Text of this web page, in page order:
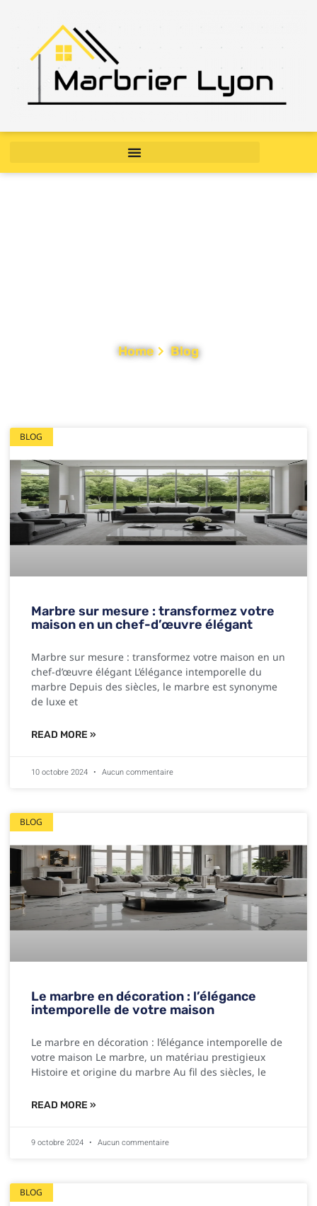
Home Blog
BLOG
Marbre sur mesure : transformez votre
maison en un chef-d’œuvre élégant
Marbre sur mesure : transformez votre maison en un
chef-d’œuvre élégant L’élégance intemporelle du
marbre Depuis des siècles, le marbre est synonyme
de luxe et
READ MORE »
10 octobre 2024 Aucun commentaire
BLOG
Le marbre en décoration : l’élégance
intemporelle de votre maison
Le marbre en décoration : l’élégance intemporelle de
votre maison Le marbre, un matériau prestigieux
Histoire et origine du marbre Au fil des siècles, le
READ MORE »
9 octobre 2024 Aucun commentaire
BLOG